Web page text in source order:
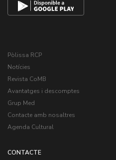
Pòlissa RCP
Notícies
Revista CoMB
Avantatges i descomptes
Grup Med
Contacte amb nosaltres
Agenda Cultural
CONTACTE